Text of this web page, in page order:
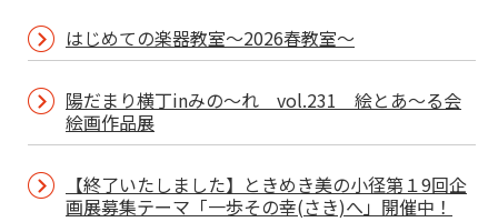
はじめての楽器教室～2026春教室～
陽だまり横丁inみの～れ vol.231 絵とあ～る会
絵画作品展
【終了いたしました】ときめき美の小径第１9回企
画展募集テーマ「一歩その幸(さき)へ」開催中！